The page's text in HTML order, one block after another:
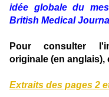
idée globale du
British Medical
Pour consulter
originale (en anglais),
Extraits des pages 2